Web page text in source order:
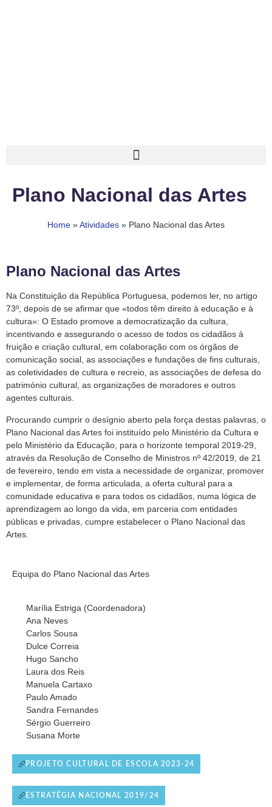
Plano Nacional das Artes
Home »Atividades » Plano Nacional das Artes
Plano Nacional das Artes
Na Constituição da República Portuguesa, podemos ler, no artigo
73º, depois de se afirmar que «todos têm direito à educação e à
cultura»: O Estado promove a democratização da cultura,
incentivando e assegurando o acesso de todos os cidadãos à
fruição e criação cultural, em colaboração com os órgãos de
comunicação social, as associações e fundações de fins culturais,
as coletividades de cultura e recreio, as associações de defesa do
património cultural, as organizações de moradores e outros
agentes culturais.
Procurando cumprir o desígnio aberto pela força destas palavras, o
Plano Nacional das Artes foi instituído pelo Ministério da Cultura e
pelo Ministério da Educação, para o horizonte temporal 2019-29,
através da Resolução de Conselho de Ministros nº 42/2019, de 21
de fevereiro, tendo em vista a necessidade de organizar, promover
e implementar, de forma articulada, a oferta cultural para a
comunidade educativa e para todos os cidadãos, numa lógica de
aprendizagem ao longo da vida, em parceria com entidades
públicas e privadas, cumpre estabelecer o Plano Nacional das
Artes.
Equipa do Plano Nacional das Artes
Marília Estriga (Coordenadora)
Ana Neves
Carlos Sousa
Dulce Correia
Hugo Sancho
Laura dos Reis
Manuela Cartaxo
Paulo Amado
Sandra Fernandes
Sérgio Guerreiro
Susana Morte
PROJETO CULTURAL DE ESCOLA 2023-24
ESTRATÉGIA NACIONAL 2019/24